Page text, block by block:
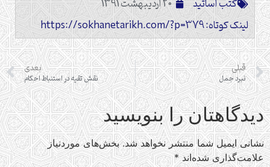
کتب اساتید
20 اردیبهشت 1391
لینک کوتاه: https://sokhanetarikh.com/?p=379
قبلی
نبرد جمل
بعدی
نقش تقیه در استنباط احکام
دیدگاهتان را بنویسید
نشانی ایمیل شما منتشر نخواهد شد. بخش‌های موردنیاز
علامت‌گذاری شده‌اند*